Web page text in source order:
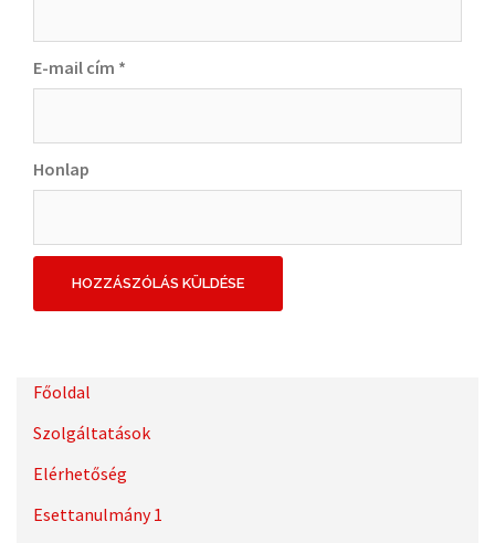
E-mail cím *
Honlap
Főoldal
Szolgáltatások
Elérhetőség
Esettanulmány 1